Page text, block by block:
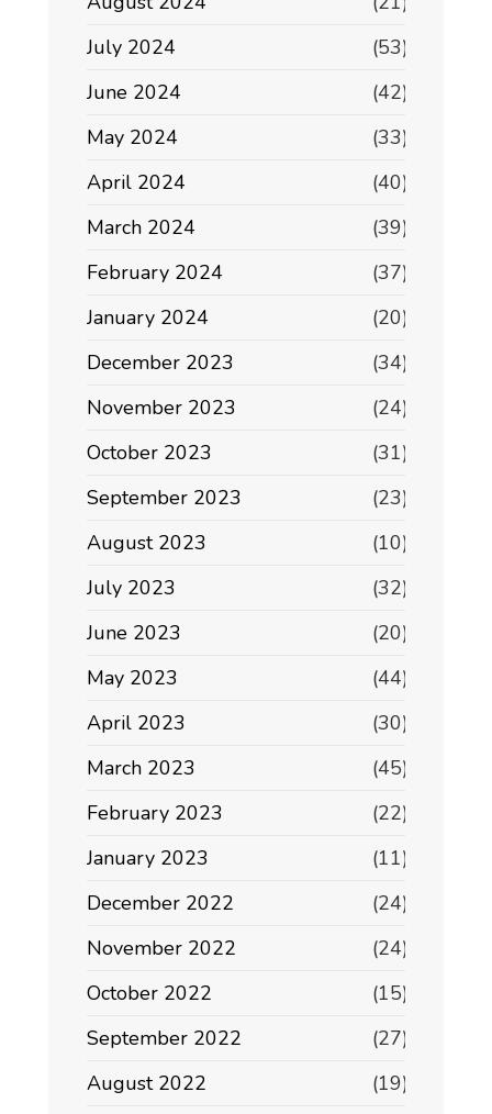
July 2024
(53)
June 2024
(42)
May 2024
(33)
April 2024
(40)
March 2024
(39)
February 2024
(37)
January 2024
(20)
December 2023
(34)
November 2023
(24)
October 2023
(31)
September 2023
(23)
August 2023
(10)
July 2023
(32)
June 2023
(20)
May 2023
(44)
April 2023
(30)
March 2023
(45)
February 2023
(22)
January 2023
(11)
December 2022
(24)
November 2022
(24)
October 2022
(15)
September 2022
(27)
August 2022
(19)